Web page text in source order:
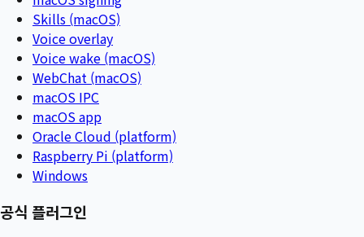
Skills (macOS)
Voice overlay
Voice wake (macOS)
WebChat (macOS)
macOS IPC
macOS app
Oracle Cloud (platform)
Raspberry Pi (platform)
Windows
공식 플러그인